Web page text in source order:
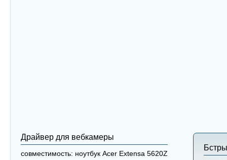
Драйвер для вебкамеры
совместимость: ноутбук Acer Extensa 5620Z